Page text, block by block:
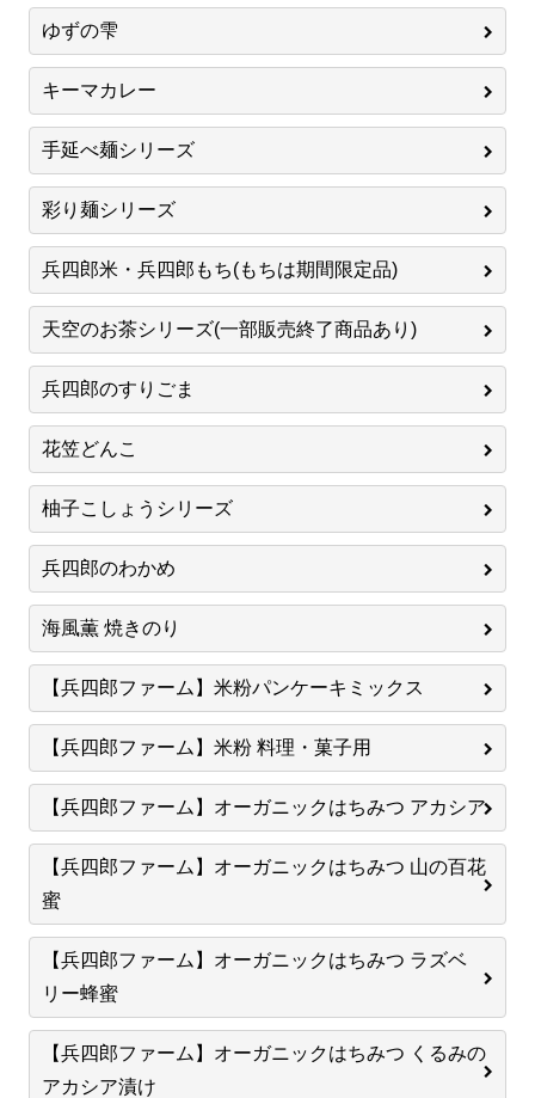
ゆずの雫
キーマカレー
手延べ麺シリーズ
彩り麺シリーズ
兵四郎米・兵四郎もち(もちは期間限定品)
天空のお茶シリーズ(一部販売終了商品あり)
兵四郎のすりごま
花笠どんこ
柚子こしょうシリーズ
兵四郎のわかめ
海風薫 焼きのり
【兵四郎ファーム】米粉パンケーキミックス
【兵四郎ファーム】米粉 料理・菓子用
【兵四郎ファーム】オーガニックはちみつ アカシア
【兵四郎ファーム】オーガニックはちみつ 山の百花
蜜
【兵四郎ファーム】オーガニックはちみつ ラズベ
リー蜂蜜
【兵四郎ファーム】オーガニックはちみつ くるみの
アカシア漬け